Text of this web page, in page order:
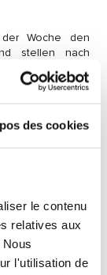
des cookies
le contenu
relatives aux
l'utilisation de
Woche den
stellen nach
Fruit@Office
Partners
ein
effiziente